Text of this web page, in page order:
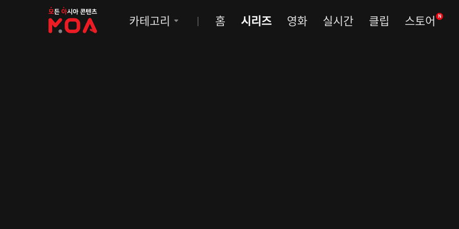
MOA
카테고리 홈 시리즈 영화 실시간 클립 스토어 N